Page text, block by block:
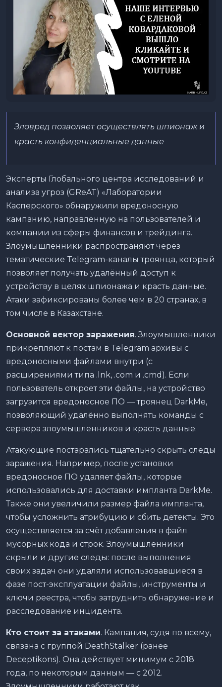
Зловред позволяет осуществлять шпионаж и
красть конфиденциальные данные
Эксперты Глобального центра исследований и
анализа угроз (GReAT) «Лаборатории
Касперского» обнаружили вредоносную
кампанию, направленную на пользователей и
компании из сферы финансов и трейдинга.
Злоумышленники распространяют через
тематические Telegram-каналы троянца, который
позволяет получать удалённый доступ к
устройству в целях шпионажа и красть данные.
Атаки зафиксированы более чем в 20 странах, в
том числе в Казахстане.
Основной вектор заражения. Злоумышленники
прикрепляют к постам в Telegram архивы с
вредоносными файлами внутри (с
расширениями типа .lnk, .com и .cmd). Если
пользователь откроет эти файлы, на устройство
загрузится вредоносное ПО — троянец DarkMe,
позволяющий удалённо выполнять команды с
сервера злоумышленников и красть данные.
Атакующие постарались тщательно скрыть следы
заражения. Например, после установки
вредоносное ПО удаляет файлы, которые
использовались для доставки импланта DarkMe.
Также они увеличили размер файла импланта,
чтобы усложнить атрибуцию и сбить детекты. Это
осуществляется за счёт добавления в файл
мусорных кода и строк. Злоумышленники
скрыли и другие следы: после выполнения
своих задач они удаляли использовавшиеся в
фазе пост-эксплуатации файлы, инструменты и
ключи реестра, чтобы затруднить обнаружение и
расследование инцидента.
Кто стоит за атаками. Кампания, судя по всему,
связана с группой DeathStalker (ранее
Deceptikons). Она действует минимум с 2018
года, по некоторым данным — с 2012.